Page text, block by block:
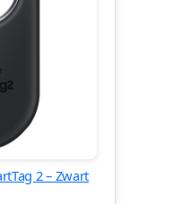
2 – Zwart